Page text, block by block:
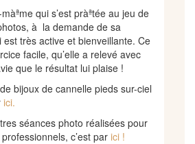
qui s’est pràªtée au jeu de
à la demande de sa
très active et bienveillante. Ce
facile, qu’elle a relevé avec
que le résultat lui plaise !
bijoux de cannelle pieds sur-ciel
ici.
séances photo réalisées pour
c’est parici !